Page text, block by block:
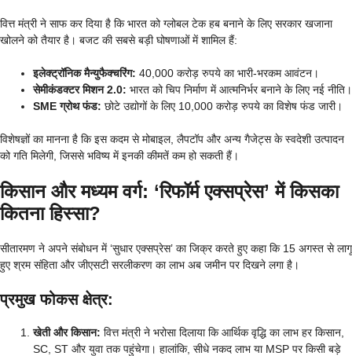
वित्त मंत्री ने साफ कर दिया है कि भारत को ग्लोबल टेक हब बनाने के लिए सरकार खजाना
खोलने को तैयार है। बजट की सबसे बड़ी घोषणाओं में शामिल हैं:
इलेक्ट्रॉनिक मैन्युफैक्चरिंग: 40,000 करोड़ रुपये का भारी-भरकम आवंटन।
सेमीकंडक्टर मिशन 2.0: भारत को चिप निर्माण में आत्मनिर्भर बनाने के लिए नई नीति।
SME ग्रोथ फंड: छोटे उद्योगों के लिए 10,000 करोड़ रुपये का विशेष फंड जारी।
विशेषज्ञों का मानना है कि इस कदम से मोबाइल, लैपटॉप और अन्य गैजेट्स के स्वदेशी उत्पादन
को गति मिलेगी, जिससे भविष्य में इनकी कीमतें कम हो सकती हैं।
किसान और मध्यम वर्ग: ‘रिफॉर्म एक्सप्रेस’ में किसका
कितना हिस्सा?
सीतारमण ने अपने संबोधन में ‘सुधार एक्सप्रेस’ का जिक्र करते हुए कहा कि 15 अगस्त से लागू
हुए श्रम संहिता और जीएसटी सरलीकरण का लाभ अब जमीन पर दिखने लगा है।
प्रमुख फोकस क्षेत्र:
खेती और किसान: वित्त मंत्री ने भरोसा दिलाया कि आर्थिक वृद्धि का लाभ हर किसान,
SC, ST और युवा तक पहुंचेगा। हालांकि, सीधे नकद लाभ या MSP पर किसी बड़े